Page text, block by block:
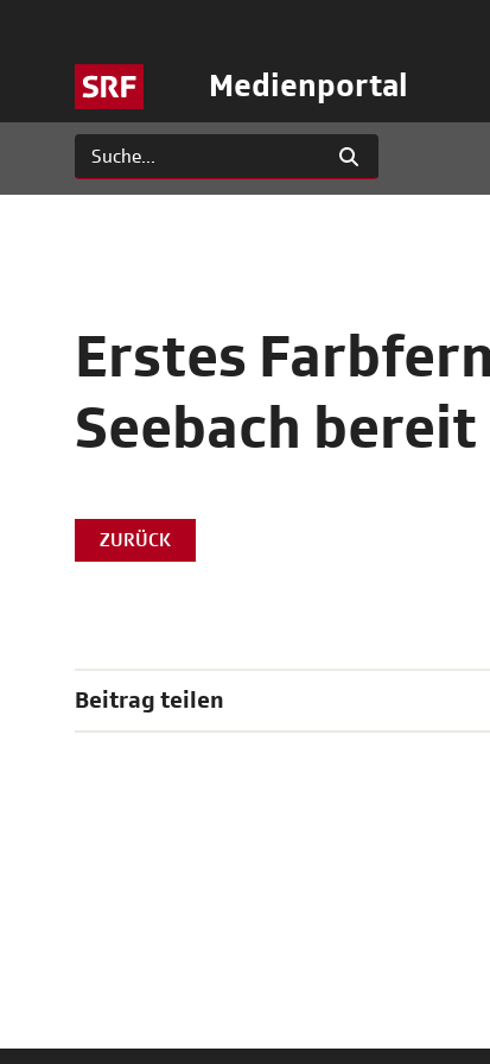
Medienportal
Erstes
Seebach bereit
ZURÜCK
Beitrag teilen